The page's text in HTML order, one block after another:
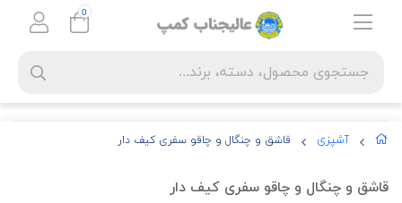
آشپزی قاشق و چنگال و چاقو سفری کیف دار
قاشق و چنگال و چاقو سفری کیف دار
0